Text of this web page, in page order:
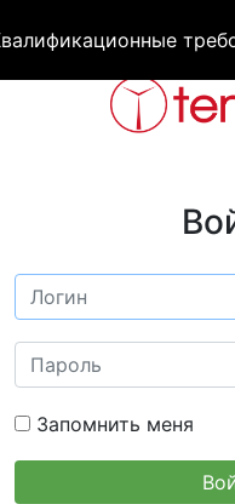
Запомнить меня